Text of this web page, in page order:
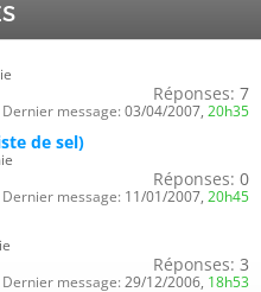
Réponses: 7
Dernier message: 03/04/2007, 20h35
de sel)
Réponses: 0
Dernier message: 11/01/2007, 20h45
Réponses: 3
Dernier message: 29/12/2006, 18h53